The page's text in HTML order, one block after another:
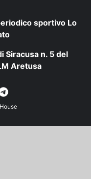
sportivo Lo
Siracusa n. 5 del
Aretusa